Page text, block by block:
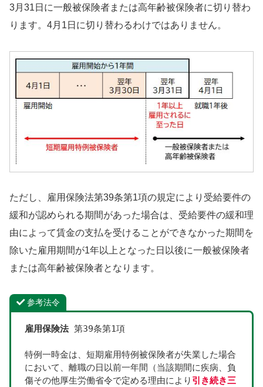
3月31日に一般被保険者または高年齢被保険者に切り替わ
ります。4月1日に切り替わるわけではありません。
ただし、雇用保険法第39条第1項の規定により受給要件の
緩和が認められる期間があった場合は、受給要件の緩和理
由によって賃金の支払を受けることができなかった期間を
除いた雇用期間が1年以上となった日以後に一般被保険者
または高年齢被保険者となります。
参考法令
雇用保険法 第39条第1項
特例一時金は、短期雇用特例被保険者が失業した場合
において、離職の日以前一年間（当該期間に疾病、負
傷その他厚生労働省令で定める理由により 引き続き三